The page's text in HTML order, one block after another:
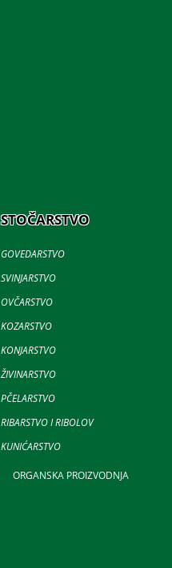
STOČARSTVO
GOVEDARSTVO
SVINJARSTVO
OVČARSTVO
KOZARSTVO
KONJARSTVO
ŽIVINARSTVO
PČELARSTVO
RIBARSTVO I RIBOLOV
KUNIĆARSTVO
ORGANSKA PROIZVODNJA